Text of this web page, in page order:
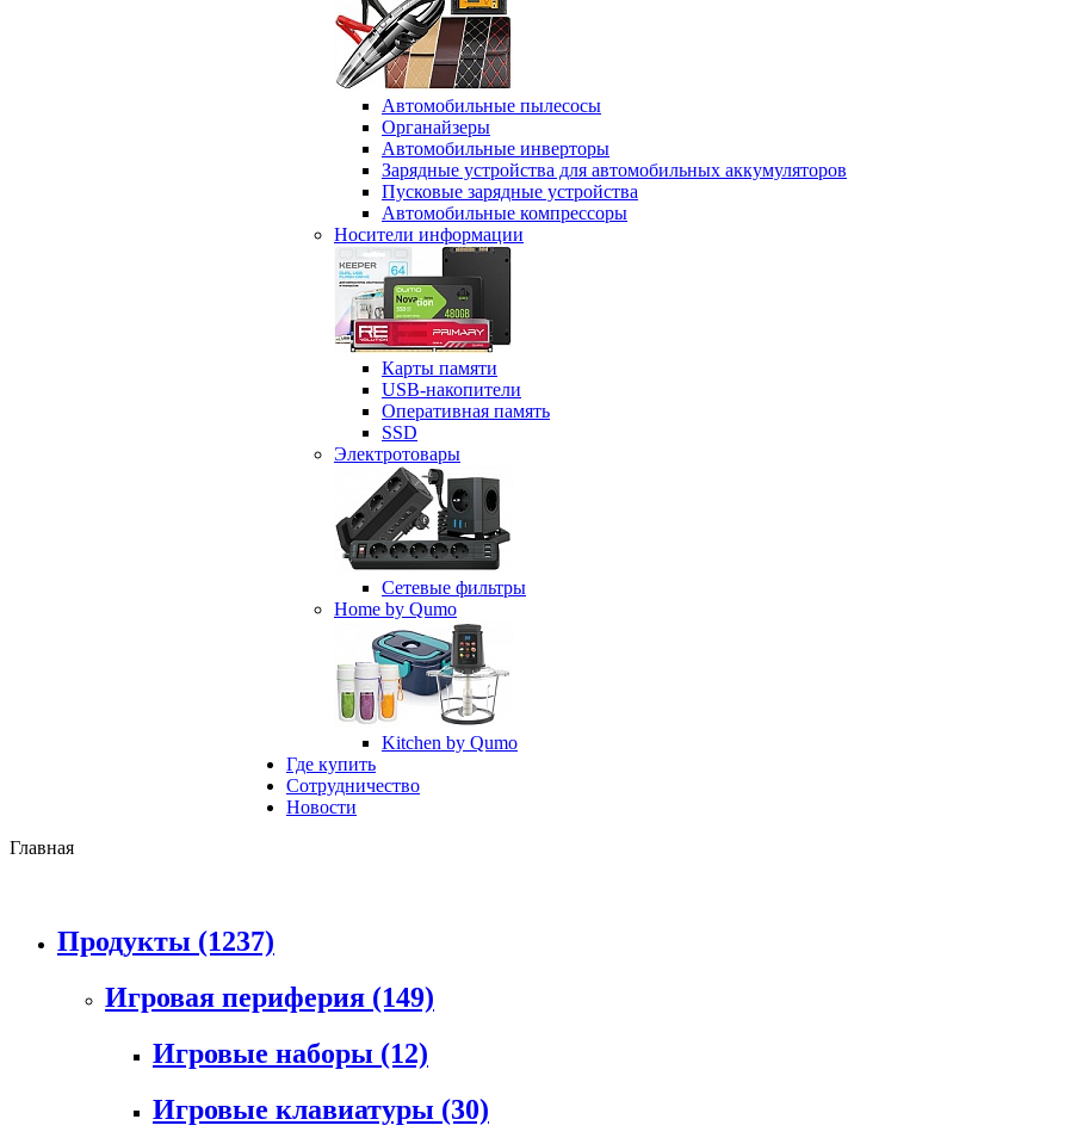
Автомобильные пылесосы
Органайзеры
Автомобильные инверторы
Зарядные устройства для автомобильных аккумуляторов
Пусковые зарядные устройства
Автомобильные компрессоры
Носители информации
Карты памяти
USB-накопители
Оперативная память
SSD
Электротовары
Сетевые фильтры
Home by Qumo
Kitchen by Qumo
Где купить
Сотрудничество
Новости
Главная
Продукты (1237)
Игровая периферия (149)
Игровые наборы (12)
Игровые клавиатуры (30)